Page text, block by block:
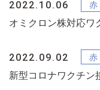
2022.10.06
オミクロン株対応ワ
2022.09.02
新型コロナワクチン